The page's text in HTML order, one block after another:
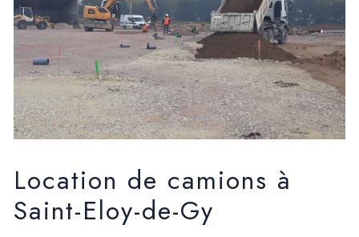
Location de camions à
Saint-Eloy-de-Gy